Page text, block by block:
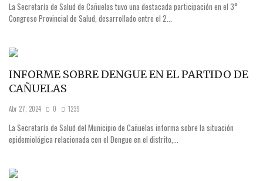
La Secretaría de Salud de Cañuelas tuvo una destacada participación en el 3°
Congreso Provincial de Salud, desarrollado entre el 2...
INFORME SOBRE DENGUE EN EL PARTIDO DE
CAÑUELAS
Abr 27, 2024 0 1239
La Secretaría de Salud del Municipio de Cañuelas informa sobre la situación
epidemiológica relacionada con el Dengue en el distrito,...